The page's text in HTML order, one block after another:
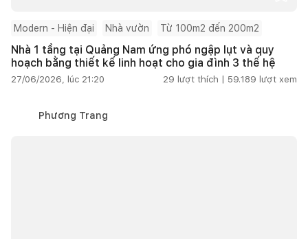
Modern - Hiện đại Nhà vườn Từ 100m2 đến 200m2
Nhà 1 tầng tại Quảng Nam ứng phó ngập lụt và quy
hoạch bằng thiết kế linh hoạt cho gia đình 3 thế hệ
27/06/2026, lúc 21:20 29 lượt thích | 59.189 lượt xem
Phương Trang